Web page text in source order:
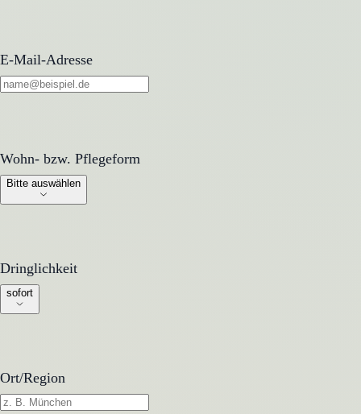
E-Mail-Adresse
Wohn- bzw. Pflegeform
Wohn- bzw. Pflegeform
Bitte auswählen
Dringlichkeit
Dringlichkeit
sofort
Ort/Region